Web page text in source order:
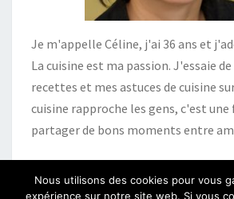
Je m'appelle Céline, j'ai 36 ans et
La cuisine est ma passion. J'essaie
recettes et mes astuces de cuisine
cuisine rapproche les gens, c'est une
partager de bons moments entre
Nous utilisons des cookies pour vous
expérience sur notre site web. Si vous